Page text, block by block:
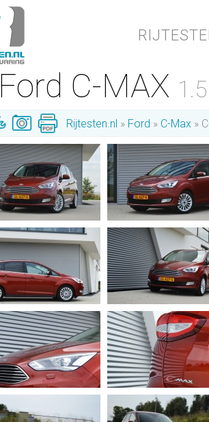
Ford C-MAX
Rijtesten.nl Ford C-Max